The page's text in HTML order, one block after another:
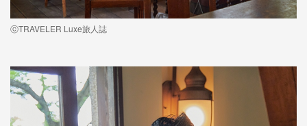
ⓒTRAVELER Luxe旅人誌